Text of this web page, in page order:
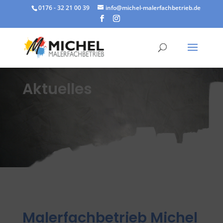
0176 - 32 21 00 39 info@michel-malerfachbetrieb.de
Aktuelles
Malerfachbetrieb Michel